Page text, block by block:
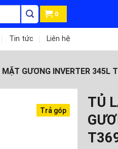
0
Tin tức Liên hệ
GƯƠNG INVERTER 345L
Trả góp
TỦ